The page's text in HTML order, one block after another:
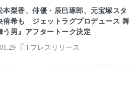
プレスリリース
本梨香、俳優・辰巳琢郎、元宝塚スタ
侑希も ジェットラグプロデュース 舞
う男』アフタートーク決定